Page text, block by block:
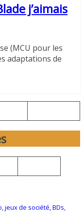
j’aimais
(MCU pour les
adaptations de
jeux de société, BDs,